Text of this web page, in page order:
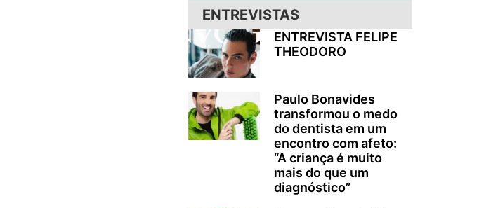
ENTREVISTAS
ENTREVISTA FELIPE
THEODORO
Paulo Bonavides
transformou o medo
do dentista em um
encontro com afeto:
“A criança é muito
mais do que um
diagnóstico”